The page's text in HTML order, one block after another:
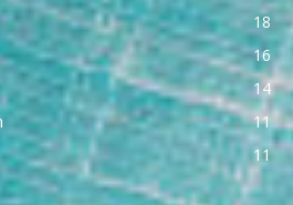
18
16
14
11
11